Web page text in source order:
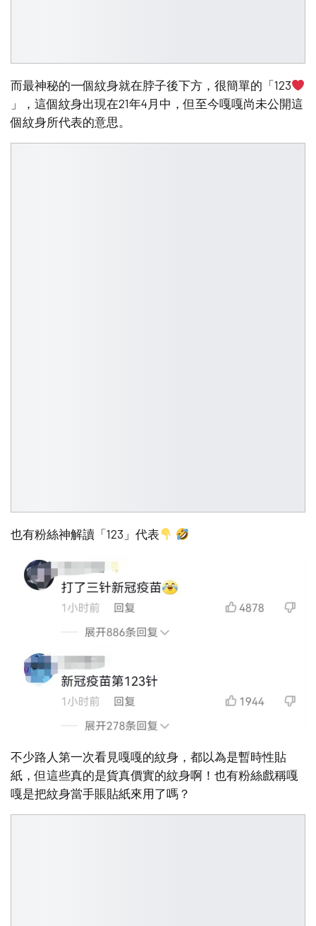
而最神秘的一個紋身就在脖子後下方，很簡單的「123
」，這個紋身出現在21年4月中，但至今嘎嘎尚未公開這
個紋身所代表的意思。
也有粉絲神解讀「123」代表
不少路人第一次看見嘎嘎的紋身，都以為是暫時性貼
紙，但這些真的是貨真價實的紋身啊！也有粉絲戲稱嘎
嘎是把紋身當手賬貼紙來用了嗎？